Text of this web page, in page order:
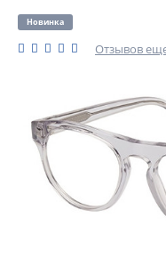
Новинка
Отзывов